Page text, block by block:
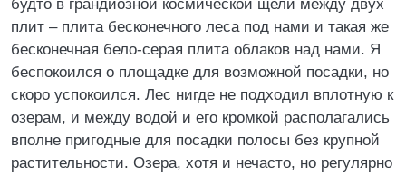
будто в грандиозной космической щели между двух
плит – плита бесконечного леса под нами и такая же
бесконечная бело-серая плита облаков над нами. Я
беспокоился о площадке для возможной посадки, но
скоро успокоился. Лес нигде не подходил вплотную к
озерам, и между водой и его кромкой располагались
вполне пригодные для посадки полосы без крупной
растительности. Озера, хотя и нечасто, но регулярно